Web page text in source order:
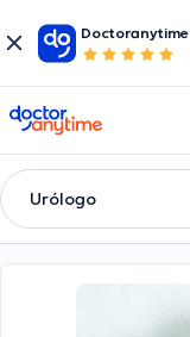
Doctoranytime
doctoranytime
Urólogo